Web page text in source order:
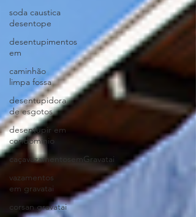
soda caustica
desentope
desentupimentos
em
caminhão
limpa fossa
desentupidora
de esgotos
desentupir em
condominio
caçavazamentosemGravatai
vazamentos
em gravatai
corsan gravatai